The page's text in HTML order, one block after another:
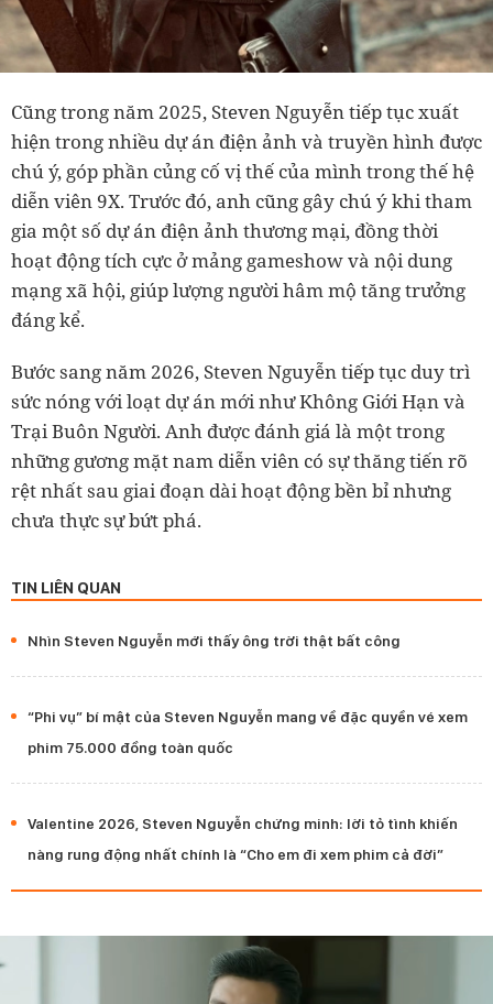
Cũng trong năm 2025, Steven Nguyễn tiếp tục xuất
hiện trong nhiều dự án điện ảnh và truyền hình được
chú ý, góp phần củng cố vị thế của mình trong thế hệ
diễn viên 9X. Trước đó, anh cũng gây chú ý khi tham
gia một số dự án điện ảnh thương mại, đồng thời
hoạt động tích cực ở mảng gameshow và nội dung
mạng xã hội, giúp lượng người hâm mộ tăng trưởng
đáng kể.
Bước sang năm 2026, Steven Nguyễn tiếp tục duy trì
sức nóng với loạt dự án mới như Không Giới Hạn và
Trại Buôn Người. Anh được đánh giá là một trong
những gương mặt nam diễn viên có sự thăng tiến rõ
rệt nhất sau giai đoạn dài hoạt động bền bỉ nhưng
chưa thực sự bứt phá.
TIN LIÊN QUAN
Nhìn Steven Nguyễn mới thấy ông trời thật bất công
“Phi vụ” bí mật của Steven Nguyễn mang về đặc quyền vé xem
phim 75.000 đồng toàn quốc
Valentine 2026, Steven Nguyễn chứng minh: lời tỏ tình khiến
nàng rung động nhất chính là “Cho em đi xem phim cả đời”